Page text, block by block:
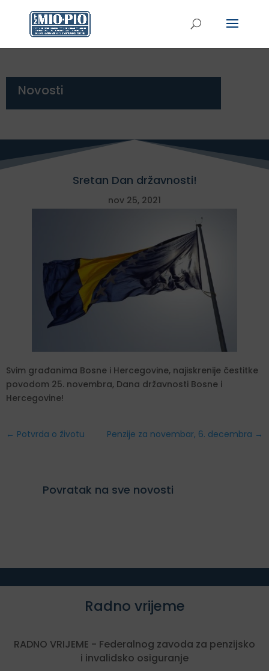
Novosti
Sretan Dan državnosti!
nov 25, 2021
Svim građanima Bosne i Hercegovine, najiskrenije čestitke
povodom 25. novembra, Dana državnosti Bosne i
Hercegovine!
← Potvrda o životu Penzije za novembar, 6. decembra →
Povratak na sve novosti
Radno vrijeme
RADNO VRIJEME - Federalnog zavoda za penzijsko
i invalidsko osiguranje